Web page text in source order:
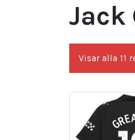
Jack
Visar alla 11